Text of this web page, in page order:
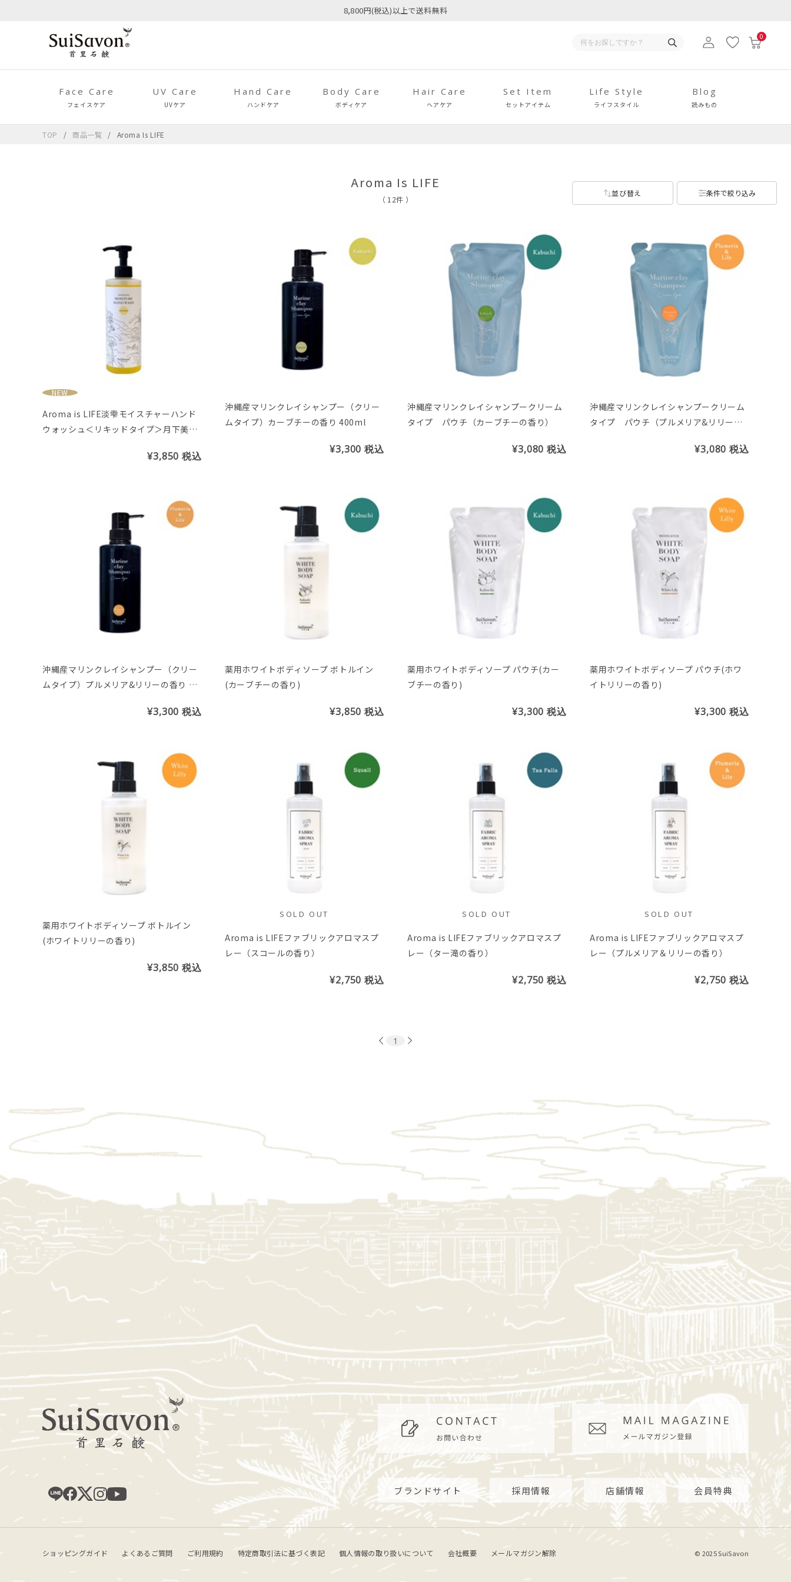
8,800円(税込)以上で送料無料
0
Face Care
フェイスケア
UV Care
UVケア
Hand Care
ハンドケア
Body Care
ボディケア
Hair Care
ヘアケア
Set Item
セットアイテム
Life Style
ライフスタイル
Blog
読みもの
TOP 商品一覧 Aroma Is LIFE
Aroma Is LIFE
（ 12件 ）
並び替え 条件で絞り込み
NEW
Aroma is LIFE淡雫モイスチャーハンド
ウォッシュ＜リキッドタイプ＞月下美人
¥3,850税込
沖縄産マリンクレイシャンプー（クリー
ムタイプ）カーブチーの香り 400ml
¥3,300税込
沖縄産マリンクレイシャンプークリーム
タイプ パウチ（カーブチーの香り）
¥3,080税込
沖縄産マリンクレイシャンプークリーム
タイプ パウチ（プルメリア&リリーの
¥3,080税込
沖縄産マリンクレイシャンプー（クリー
ムタイプ）プルメリア&リリーの香り 40
¥3,300税込
薬用ホワイトボディソープ ボトルイン
(カーブチーの香り)
¥3,850税込
薬用ホワイトボディソープ パウチ(カー
ブチーの香り)
¥3,300税込
薬用ホワイトボディソープ パウチ(ホワ
イトリリーの香り)
¥3,300税込
薬用ホワイトボディソープ ボトルイン
(ホワイトリリーの香り)
¥3,850税込
SOLD OUT
Aroma is LIFEファブリックアロマスプ
レー（スコールの香り）
¥2,750税込
SOLD OUT
Aroma is LIFEファブリックアロマスプ
レー（ター滝の香り）
¥2,750税込
SOLD OUT
Aroma is LIFEファブリックアロマスプ
レー（プルメリア＆リリーの香り）
¥2,750税込
1
ブランドサイト 採用情報 店舗情報 会員特典
ショッピングガイド よくあるご質問 ご利用規約 特定商取引法に基づく表記 個人情報の取り扱いについて 会社概要 メールマガジン解除 © 2025 SuiSavon